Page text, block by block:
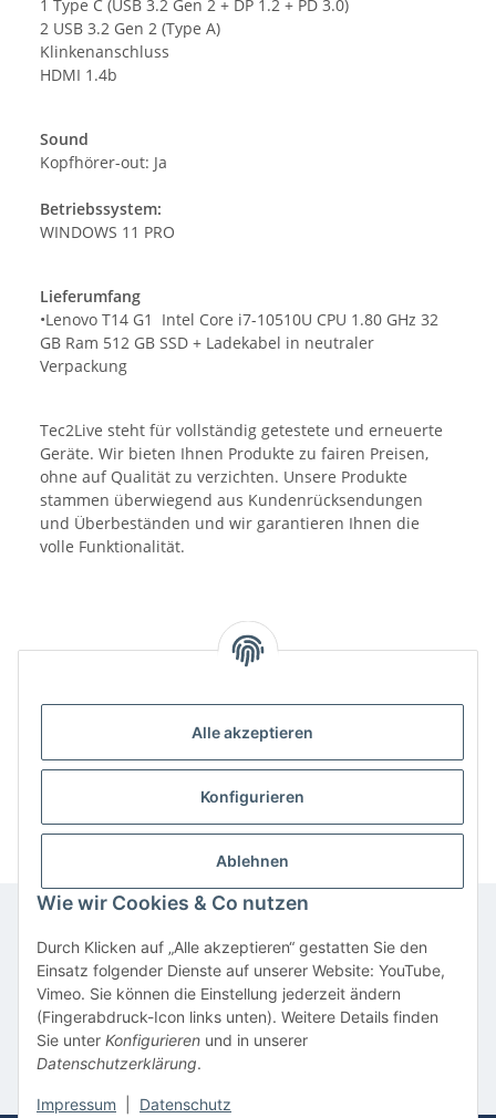
Alle akzeptieren
Konfigurieren
Ablehnen
Wie wir Cookies & Co nutzen
Durch Klicken auf „Alle akzeptieren“ gestatten Sie den
Einsatz folgender Dienste auf unserer Website: YouTube,
Vimeo. Sie können die Einstellung jederzeit ändern
(Fingerabdruck-Icon links unten). Weitere Details finden
Sie unter Konfigurieren und in unserer
Datenschutzerklärung.
Impressum Datenschutz
1 Type C (USB 3.2 Gen 2 + DP 1.2 + PD 3.0)
2 USB 3.2 Gen 2 (Type A)
Klinkenanschluss
HDMI 1.4b
Sound
Kopfhörer-out: Ja
Betriebssystem:
WINDOWS 11 PRO
Lieferumfang
•Lenovo T14 G1 Intel Core i7-10510U CPU 1.80 GHz 32
GB Ram 512 GB SSD + Ladekabel in neutraler
Verpackung
Tec2Live steht für vollständig getestete und erneuerte
Geräte. Wir bieten Ihnen Produkte zu fairen Preisen,
ohne auf Qualität zu verzichten. Unsere Produkte
stammen überwiegend aus Kundenrücksendungen
und Überbeständen und wir garantieren Ihnen die
volle Funktionalität.
Benachrichtigen, wenn verfügbar
Informationen
Gesetzliche Informationen